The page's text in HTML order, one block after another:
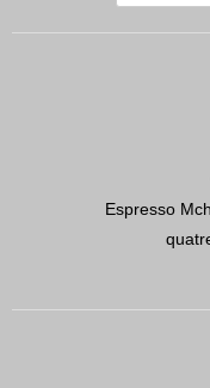
Espresso